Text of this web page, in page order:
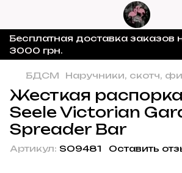
Бесплатная доставка заказов
3000 грн.
БДСМ Наручники, скотч,
Жесткая
Seele Victorian
Spreader Bar
Артикул: SO9481 Оставить